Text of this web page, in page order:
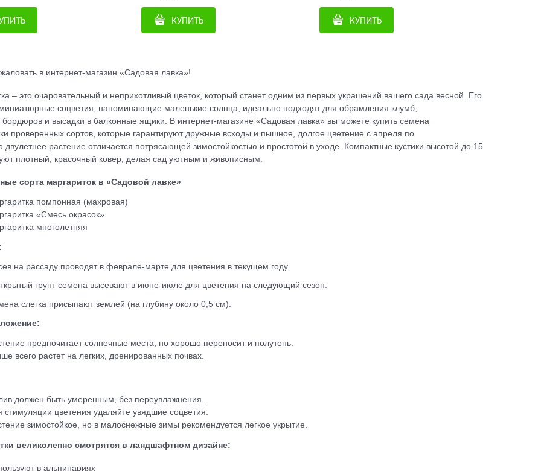
КУПИТЬ КУПИТЬ
в интернет-магазин «Садовая лавка»!
– это очаровательный и неприхотливый цветок, который станет одним из первых украшений вашего сада весной. Его
соцветия, напоминающие маленькие солнца, идеально подходят для обрамления клумб,
бордюров и высадки в балконные ящики. В интернет-магазине «Садовая лавка» вы можете купить семена
проверенных сортов, которые гарантируют дружные всходы и пышное, долгое цветение с апреля по
двулетнее растение отличается потрясающей зимостойкостью и простотой в уходе. Компактные кустики высотой до 15
плотный, красочный ковер, делая сад уютным и живописным.
сорта маргариток в «Садовой лавке»
помпонная (махровая)
«Смесь окрасок»
многолетняя
на рассаду проводят в феврале-марте для цветения в текущем году.
грунт семена высевают в июне-июле для цветения на следующий сезон.
слегка присыпают землей (на глубину около 0,5 см).
предпочитает солнечные места, но хорошо переносит и полутень.
всего растет на легких, дренированных почвах.
должен быть умеренным, без переувлажнения.
стимуляции цветения удаляйте увядшие соцветия.
зимостойкое, но в малоснежные зимы рекомендуется легкое укрытие.
великолепно смотрятся в ландшафтном дизайне:
в альпинариях